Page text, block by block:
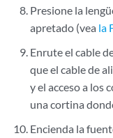
Presione la
apretado (vea la
Enrute el cable
que el cable de
y el acceso a los
una cortina
Encienda la